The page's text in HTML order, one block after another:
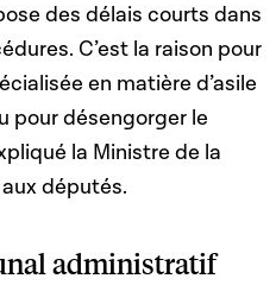
des délais courts dans
C’est la raison pour
en matière d’asile
pour désengorger le
la Ministre de la
députés.
administratif